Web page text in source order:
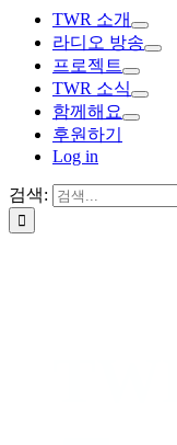
TWR 소개
라디오 방송
프로젝트
TWR 소식
함께해요
후원하기
Log in
검색: